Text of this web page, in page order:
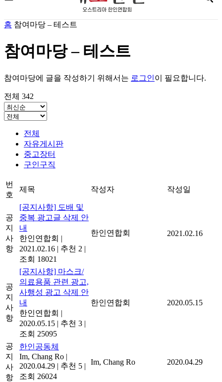
홈 참여마당 – 테스트
참여마당 – 테스트
참여마당에 글을 작성하기 위해서는 로그인이 필요합니다.
전체 342
전체
자유게시판
중고장터
구인구직
번
호
제목 작성자 작성일
공
지
사
항
[공지사항] 도배 및
중복 광고글 삭제 안
내
한인연합회 |
2021.02.16 | 추천 2 |
조회 18021
한인연합회 2021.02.16
공
지
사
항
[공지사항] 마스크/
의료용품 관련 광고,
사행성 광고 삭제 안
내
한인연합회 |
2020.05.15 | 추천 3 |
조회 25095
한인연합회 2020.05.15
공
지
사
항
한인공동체
Im, Chang Ro |
2020.04.29 | 추천 5 |
조회 26024
Im, Chang Ro 2020.04.29